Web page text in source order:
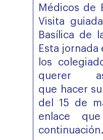
Médicos de
Visita
Basílica de
Esta jornada
los
querer
que hacer
del 15 de
enlace
continuación.